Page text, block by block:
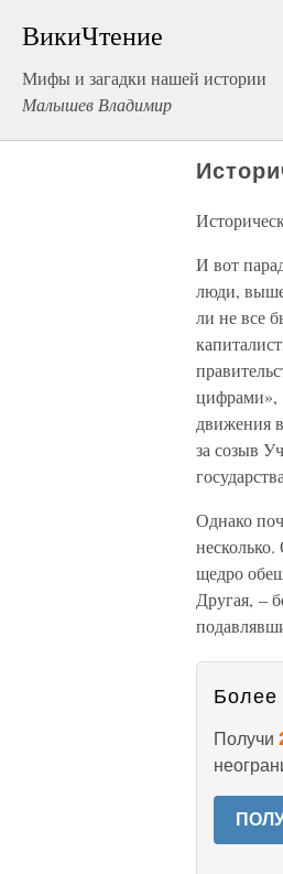
ВикиЧтение
Мифы и загадки нашей истории
Малышев Владимир
И вот
люди,
ли не все
цифрами»,
движения
за созыв
Однако
щедро
Другая, –
Более
Получи